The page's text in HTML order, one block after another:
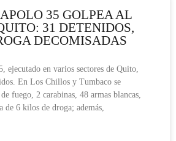
35 GOLPEA AL
31 DETENIDOS,
DECOMISADAS
ejecutado en varios sectores de Quito,
En Los Chillos y Tumbaco se
fuego, 2 carabinas, 48 armas blancas,
de 6 kilos de droga; además,